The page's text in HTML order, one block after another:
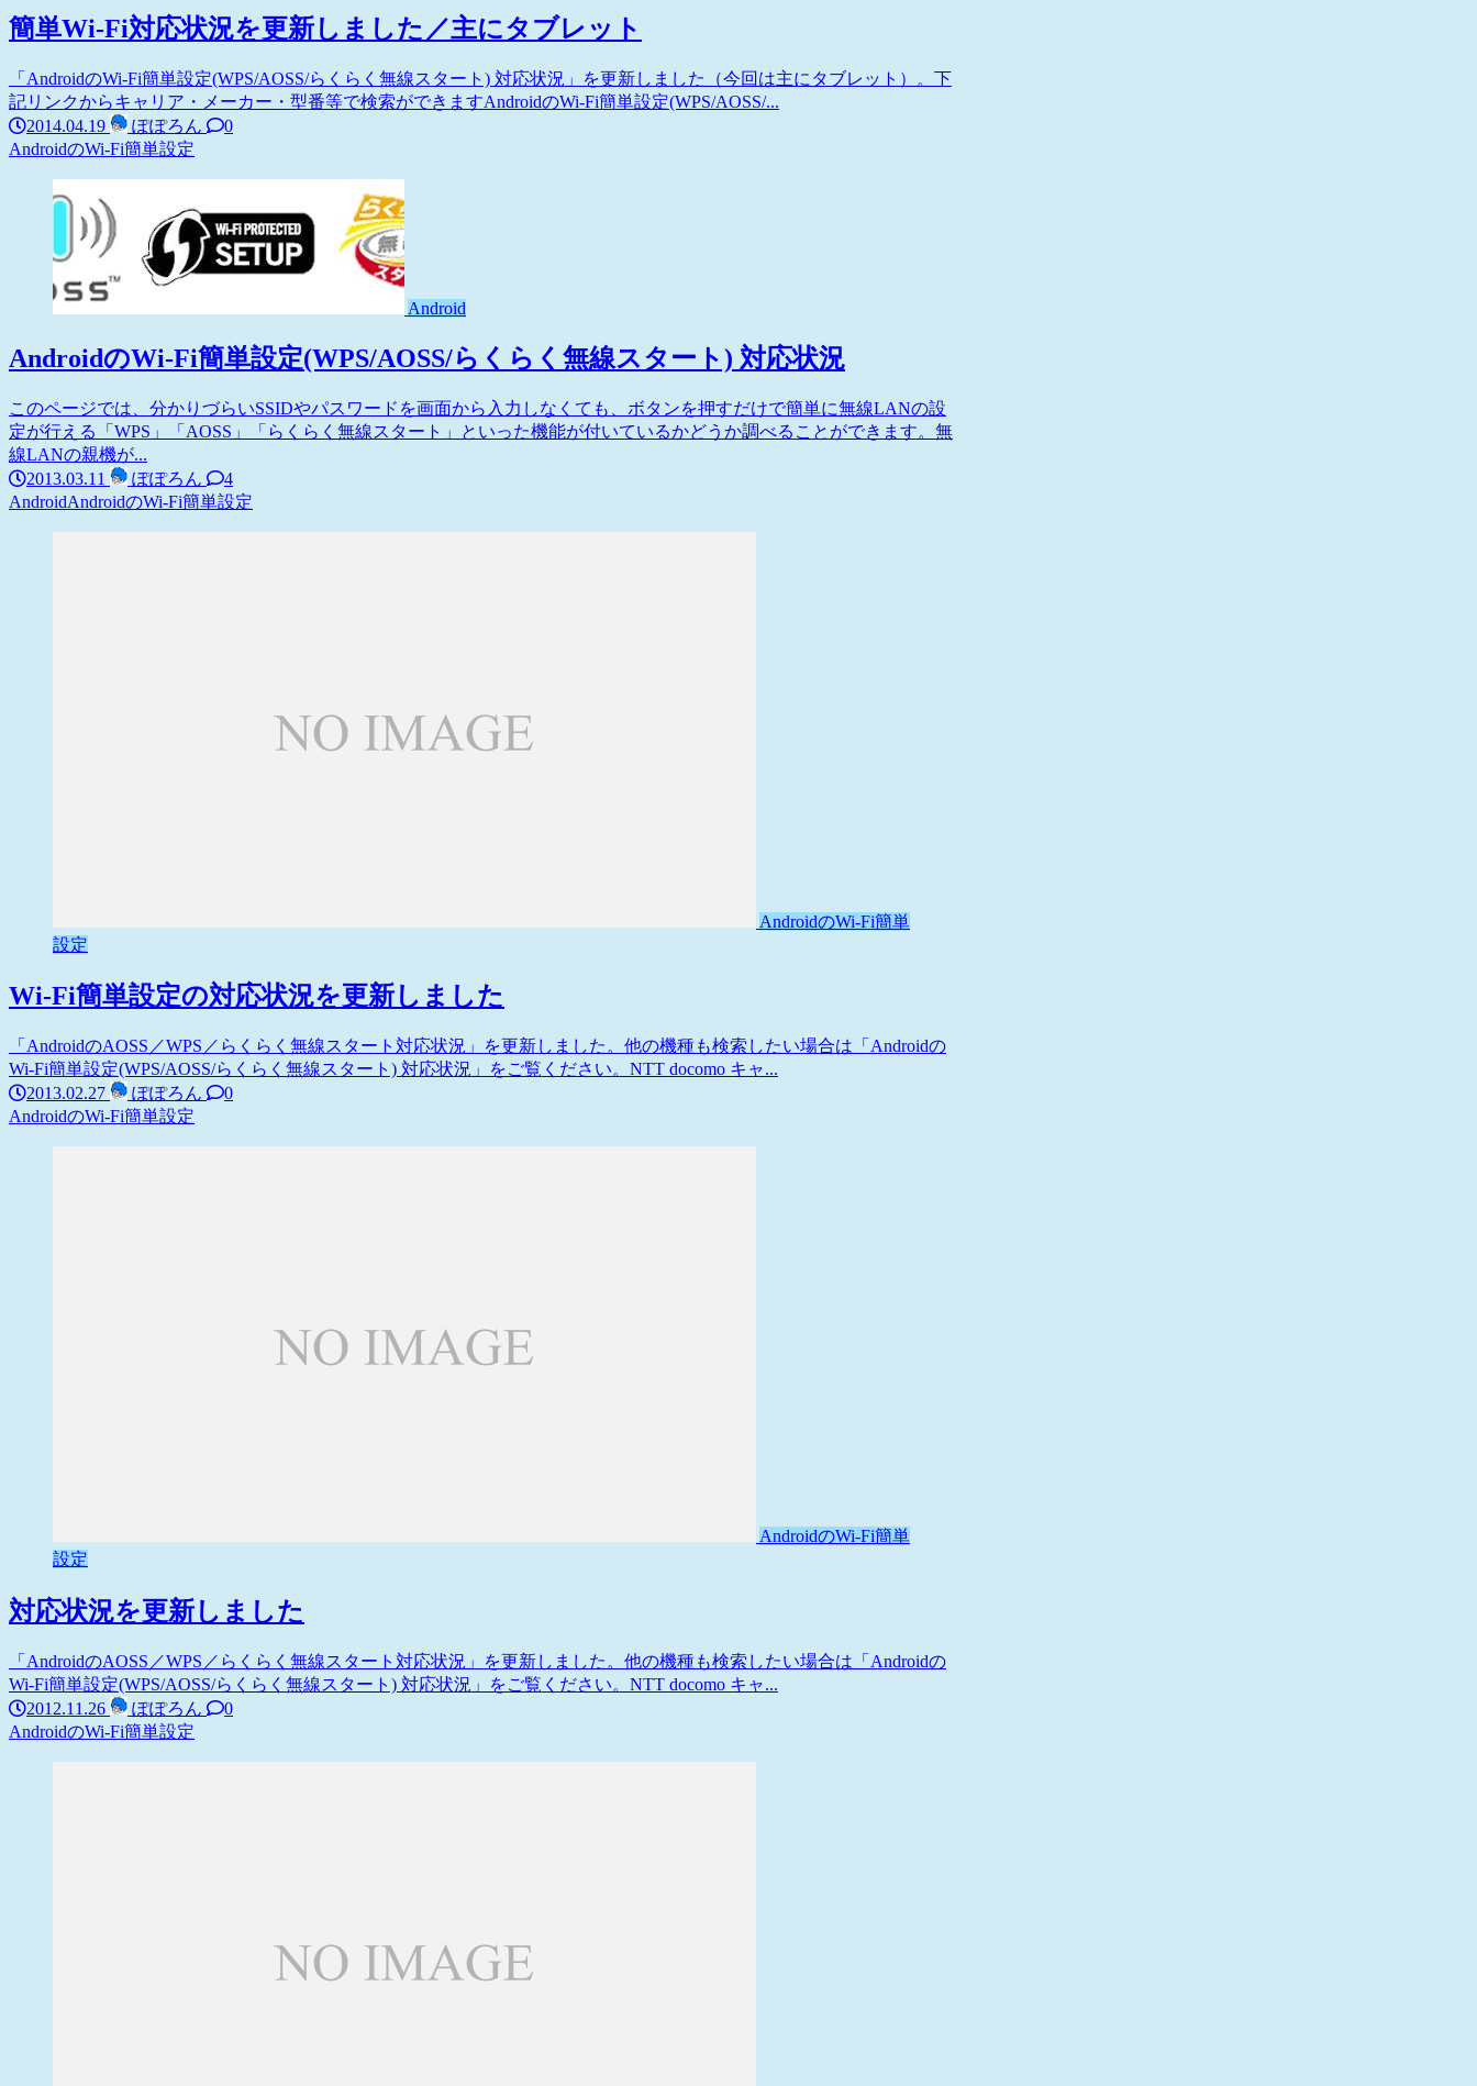
簡単Wi-Fi対応状況を更新しました／主にタブレット
「AndroidのWi-Fi簡単設定(WPS/AOSS/らくらく無線スタート) 対応状況」を更新しました（今回は主にタブレット）。下
記リンクからキャリア・メーカー・型番等で検索ができますAndroidのWi-Fi簡単設定(WPS/AOSS/...
2014.04.19
ぽぽろん
0
AndroidのWi-Fi簡単設定
Android
AndroidのWi-Fi簡単設定(WPS/AOSS/らくらく無線スタート) 対応状況
このページでは、分かりづらいSSIDやパスワードを画面から入力しなくても、ボタンを押すだけで簡単に無線LANの設
定が行える「WPS」「AOSS」「らくらく無線スタート」といった機能が付いているかどうか調べることができます。無
線LANの親機が...
2013.03.11
ぽぽろん
4
AndroidAndroidのWi-Fi簡単設定
AndroidのWi-Fi簡単
設定
Wi-Fi簡単設定の対応状況を更新しました
「AndroidのAOSS／WPS／らくらく無線スタート対応状況」を更新しました。他の機種も検索したい場合は「Androidの
Wi-Fi簡単設定(WPS/AOSS/らくらく無線スタート) 対応状況」をご覧ください。NTT docomo キャ...
2013.02.27
ぽぽろん
0
AndroidのWi-Fi簡単設定
AndroidのWi-Fi簡単
設定
対応状況を更新しました
「AndroidのAOSS／WPS／らくらく無線スタート対応状況」を更新しました。他の機種も検索したい場合は「Androidの
Wi-Fi簡単設定(WPS/AOSS/らくらく無線スタート) 対応状況」をご覧ください。NTT docomo キャ...
2012.11.26
ぽぽろん
0
AndroidのWi-Fi簡単設定